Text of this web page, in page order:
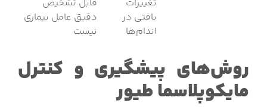
تغییرات
بافتی در
اندام‌ها
قابل تشخیص
دقیق عامل بیماری
نیست
روش‌های پیشگیری و کنترل
مایکوپلاسما طیور